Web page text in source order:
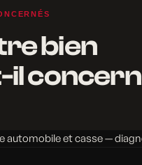
bien
il